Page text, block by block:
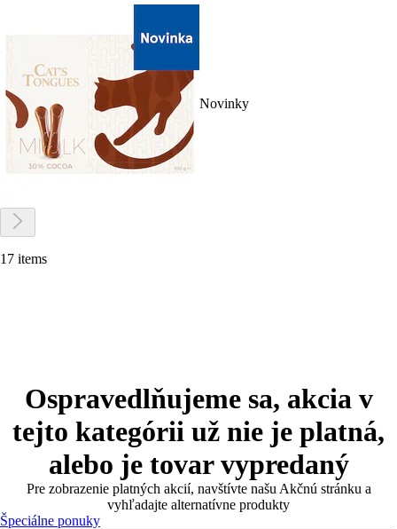
Novinky
17 items
Ospravedlňujeme sa, akcia v
tejto kategórii už nie je platná,
alebo je tovar vypredaný
Pre zobrazenie platných akcií, navštívte našu Akčnú stránku a
vyhľadajte alternatívne produkty
Špeciálne ponuky